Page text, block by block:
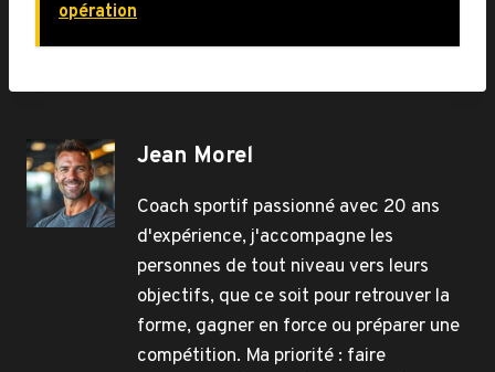
opération
Jean Morel
Coach sportif passionné avec 20 ans
d'expérience, j'accompagne les
personnes de tout niveau vers leurs
objectifs, que ce soit pour retrouver la
forme, gagner en force ou préparer une
compétition. Ma priorité : faire